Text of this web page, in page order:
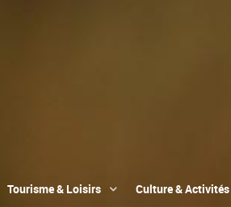
Tourisme & Loisirs Culture & Activités